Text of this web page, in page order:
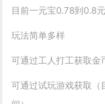
目前一元宝0.78到0.8
玩法简单多样
可通过工人打工获取金
可通过试玩游戏获取（